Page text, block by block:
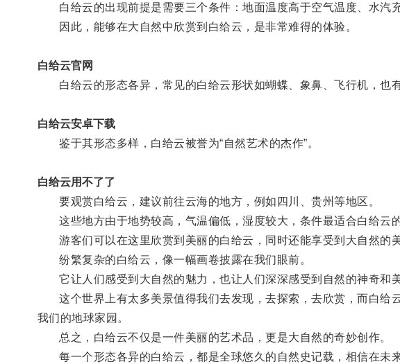
白给云的出现前提是需要三个条件：地面温度高于空气温度、水汽
因此，能够在大自然中欣赏到白给云，是非常难得的体验。
白给云官网
白给云的形态各异，常见的白给云形状如蝴蝶、象鼻、飞行机，也有
白给云安卓下载
鉴于其形态多样，白给云被誉为“自然艺术的杰作”。
白给云用不了了
要观赏白给云，建议前往云海的地方，例如四川、贵州等地区。
这些地方由于地势较高，气温偏低，湿度较大，条件最适合白给云的
游客们可以在这里欣赏到美丽的白给云，同时还能享受到大自然的美
纷繁复杂的白给云，像一幅画卷披露在我们眼前。
它让人们感受到大自然的魅力，也让人们深深感受到自然的神奇和美
这个世界上有太多美景值得我们去发现，去探索，去欣赏，而白给
我们的地球家园。
总之，白给云不仅是一件美丽的艺术品，更是大自然的奇妙创作。
每一个形态各异的白给云，都是全球悠久的自然史记载，相信在未